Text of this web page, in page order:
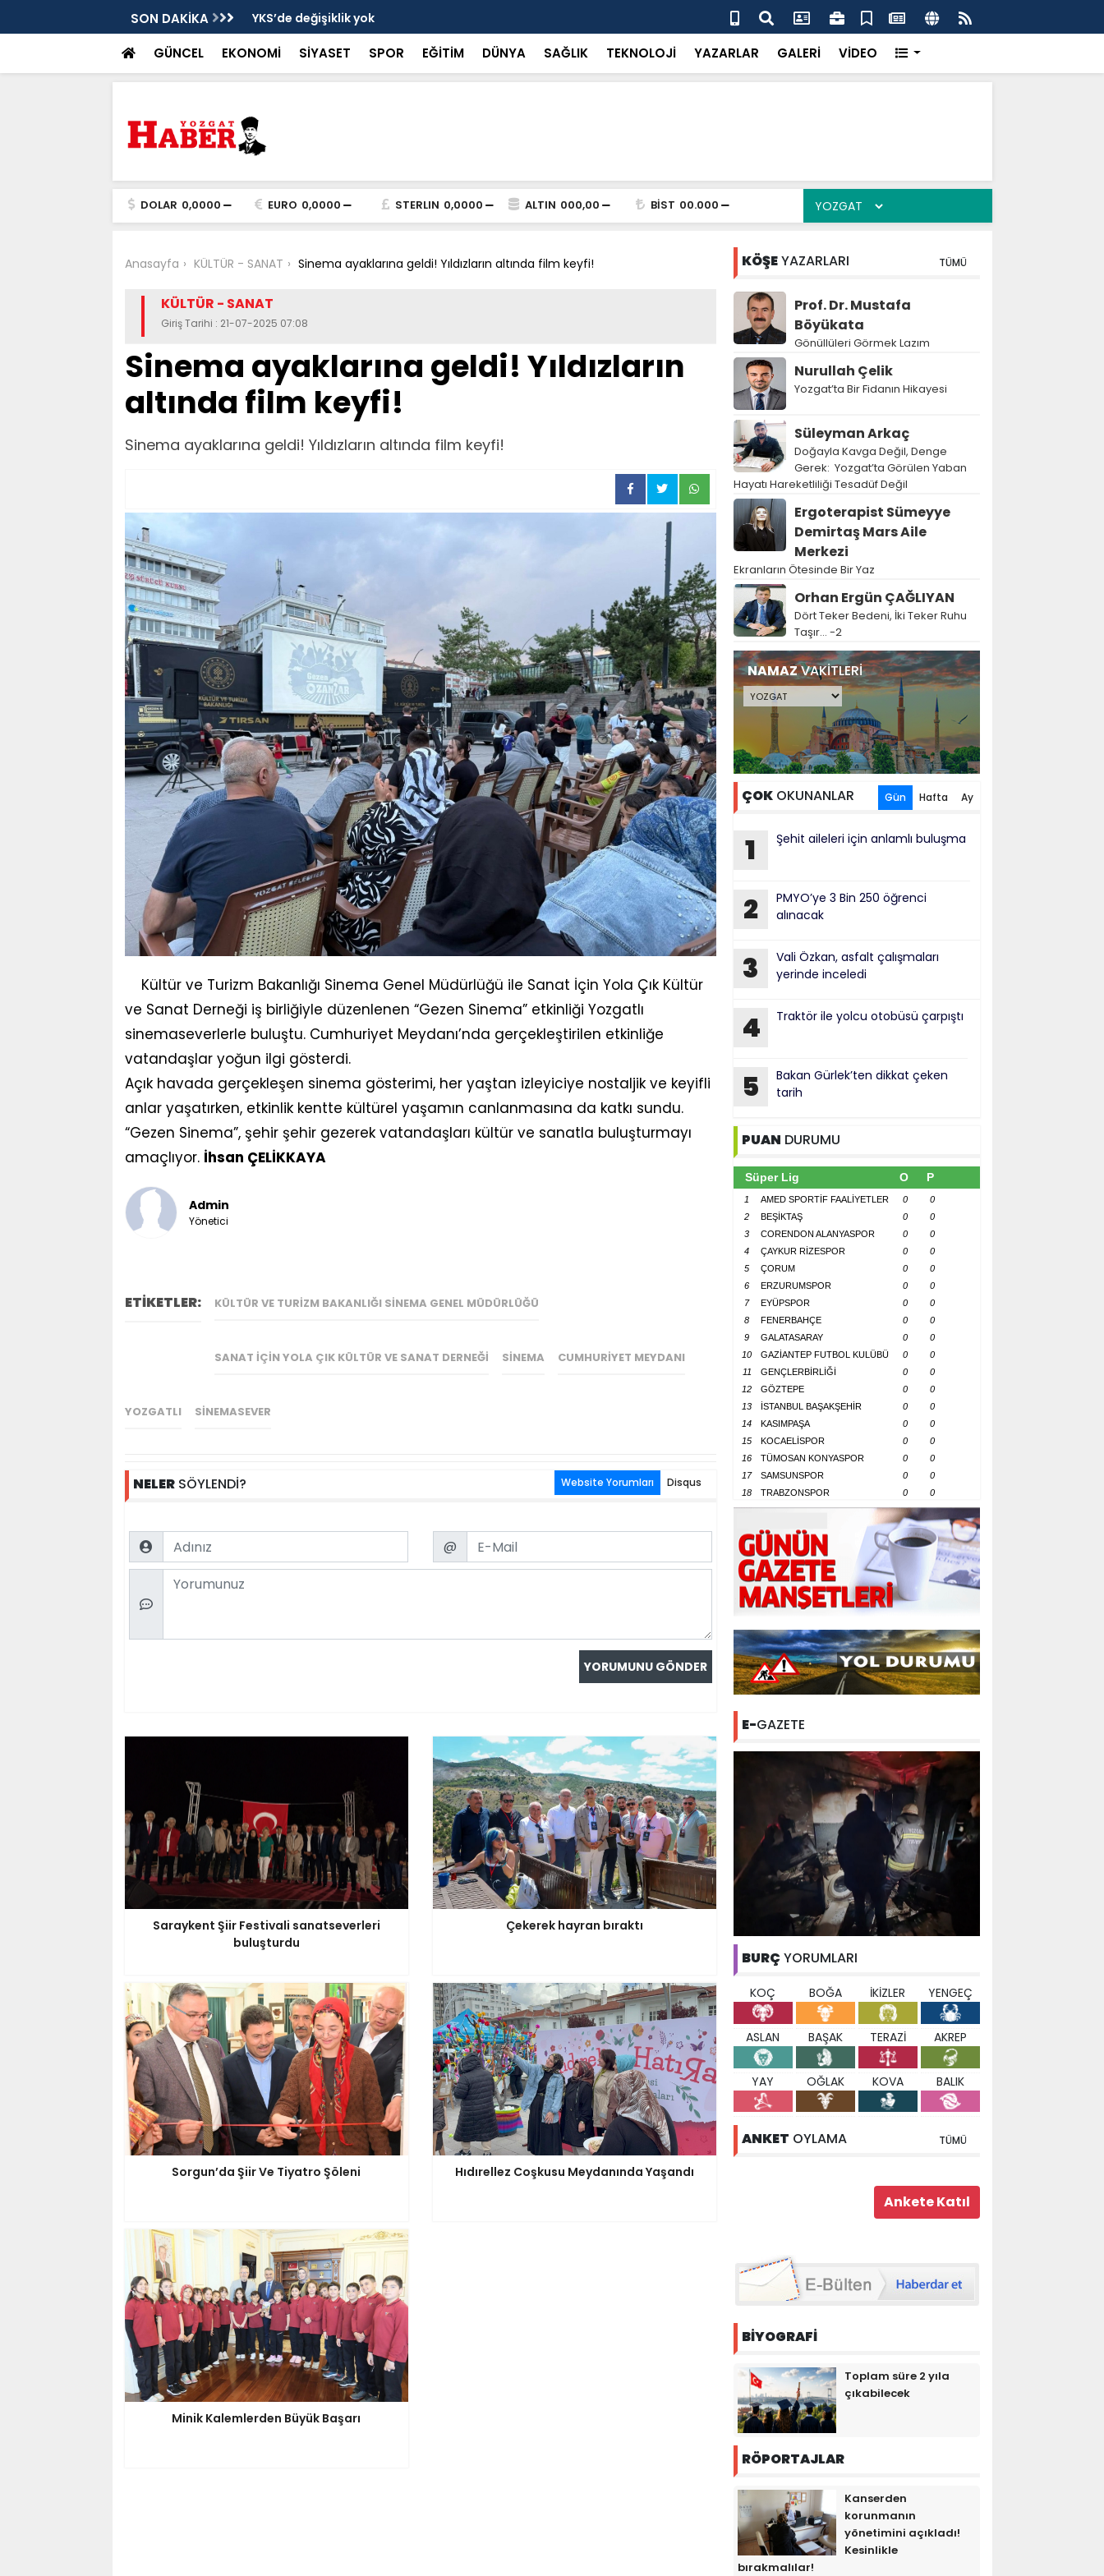
SON DAKİKA YKS’de değişiklik yok “Küçük bir dikkatsizlik büyük felakete dönüşebilir”
GÜNCEL EKONOMİ SİYASET SPOR EĞİTİM DÜNYA SAĞLIK TEKNOLOJİ YAZARLAR GALERİ VİDEO
DOLAR 0,0000 EURO 0,0000 STERLIN 0,0000 ALTIN 000,00 BİST 00.000
Anasayfa KÜLTÜR - SANAT Sinema ayaklarına geldi! Yıldızların altında film keyfi!
KÜLTÜR - SANAT
Giriş Tarihi : 21-07-2025 07:08
Sinema ayaklarına geldi! Yıldızların
altında film keyfi!
Sinema ayaklarına geldi! Yıldızların altında film keyfi!
Kültür ve Turizm Bakanlığı Sinema Genel Müdürlüğü ile Sanat İçin Yola Çık Kültür
ve Sanat Derneği iş birliğiyle düzenlenen “Gezen Sinema” etkinliği Yozgatlı
sinemaseverlerle buluştu. Cumhuriyet Meydanı’nda gerçekleştirilen etkinliğe
vatandaşlar yoğun ilgi gösterdi.
Açık havada gerçekleşen sinema gösterimi, her yaştan izleyiciye nostaljik ve keyifli
anlar yaşatırken, etkinlik kentte kültürel yaşamın canlanmasına da katkı sundu.
“Gezen Sinema”, şehir şehir gezerek vatandaşları kültür ve sanatla buluşturmayı
amaçlıyor. İhsan ÇELİKKAYA
Admin
Yönetici
ETİKETLER: KÜLTÜR VE TURIZM BAKANLIĞI SINEMA GENEL MÜDÜRLÜĞÜ
SANAT İÇIN YOLA ÇIK KÜLTÜR VE SANAT DERNEĞI SINEMA CUMHURIYET MEYDANI
YOZGATLI SINEMASEVER
NELERSÖYLENDİ? Website Yorumları Disqus
Name Email
@
Comment
Saraykent Şiir Festivali sanatseverleri
buluşturdu
Çekerek hayran bıraktı
Sorgun’da Şiir Ve Tiyatro Şöleni Hıdırellez Coşkusu Meydanında Yaşandı
Minik Kalemlerden Büyük Başarı
KÖŞEYAZARLARI TÜMÜ
Prof. Dr. Mustafa
Böyükata
Gönüllüleri Görmek Lazım
Nurullah Çelik
Yozgat’ta Bir Fidanın Hikayesi
Süleyman Arkaç
Doğayla Kavga Değil, Denge
Gerek: Yozgat’ta Görülen Yaban
Hayatı Hareketliliği Tesadüf Değil
Ergoterapist Sümeyye
Demirtaş Mars Aile
Merkezi
Ekranların Ötesinde Bir Yaz
Orhan Ergün ÇAĞLIYAN
Dört Teker Bedeni, İki Teker Ruhu
Taşır… -2
NAMAZVAKİTLERİ
ÇOKOKUNANLAR Gün Hafta Ay
1 Şehit aileleri için anlamlı buluşma
2
PMYO’ye 3 Bin 250 öğrenci
alınacak
3
Vali Özkan, asfalt çalışmaları
yerinde inceledi
4 Traktör ile yolcu otobüsü çarpıştı
5
Bakan Gürlek’ten dikkat çeken
tarih
PUAN DURUMU
Süper Lig O P
1 AMED SPORTİF FAALİYETLER 0
0
2
BEŞİKTAŞ 0
0
3
CORENDON ALANYASPOR 0
0
4
ÇAYKUR RİZESPOR 0
0
5
ÇORUM 0
0
6
ERZURUMSPOR 0
0
7
EYÜPSPOR 0
0
8
FENERBAHÇE 0
0
9
GALATASARAY 0
0
10
GAZİANTEP FUTBOL KULÜBÜ 0
0
11
GENÇLERBİRLİĞİ 0
0
12
GÖZTEPE 0
0
13
İSTANBUL BAŞAKŞEHİR 0
0
14
KASIMPAŞA 0
0
15
KOCAELİSPOR 0
0
16
TÜMOSAN KONYASPOR 0
0
17
SAMSUNSPOR 0
0
18
TRABZONSPOR 0 0
E-GAZETE
BURÇ YORUMLARI
KOÇ BOĞA İKİZLER YENGEÇ
ASLAN BAŞAK TERAZİ AKREP
YAY OĞLAK KOVA BALIK
ANKET OYLAMA TÜMÜ
BİYOGRAFİ
Toplam süre 2 yıla
çıkabilecek
RÖPORTAJLAR
Kanserden
korunmanın
yönetimini açıkladı!
Kesinlikle
bırakmalılar!